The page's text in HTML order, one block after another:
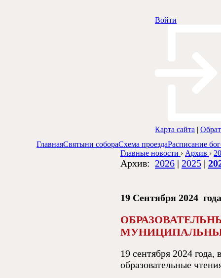
Войти
Карта сайта |
ГлавнаяСвятыни собораСхема проездаРасписание
Главные новости › Архив ›
Архив: 2026 | 2025 |
19 Сентября 2024 года
19 сентября 2024
образовательные